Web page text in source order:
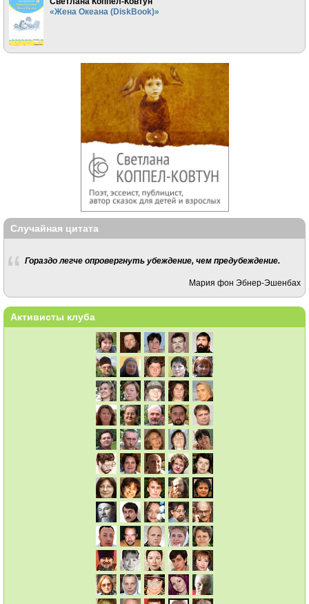
«Жена Океана (DiskBook)»
Случайная цитата
Гораздо легче опровергнуть убеждение, чем предубеждение.
Мария фон Эбнер-Эшенбах
Активисты клуба